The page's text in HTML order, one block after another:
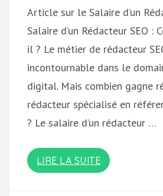
Article sur le Salaire d’un
Salaire d’un Rédacteur SEO :
il ? Le métier de rédacteur
incontournable dans le
digital. Mais combien gagne
rédacteur spécialisé en
? Le salaire d’un rédacteur …
LIRE LA SUITE